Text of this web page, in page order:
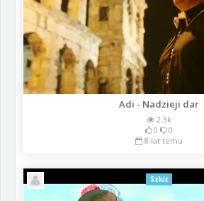
Adi - Nadzieji dar
2.3k
0
0
8 lat temu
Szkic